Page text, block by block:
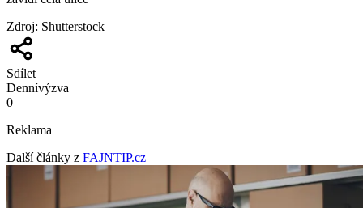
Zdroj: Shutterstock
Sdílet
Dennívýzva
0
Reklama
Další články z FAJNTIP.cz